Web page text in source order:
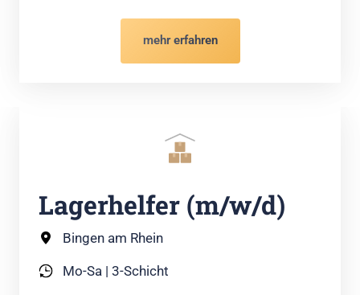
mehr erfahren
Lagerhelfer (m/w/d)
Bingen am Rhein
Mo-Sa | 3-Schicht